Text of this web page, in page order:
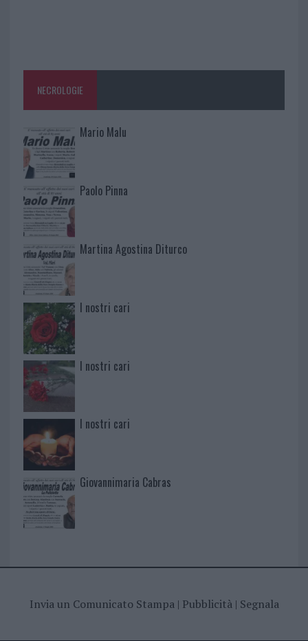
NECROLOGIE
Mario Malu
Paolo Pinna
Martina Agostina Diturco
I nostri cari
I nostri cari
I nostri cari
Giovannimaria Cabras
Invia un Comunicato Stampa| Pubblicità| Segnala